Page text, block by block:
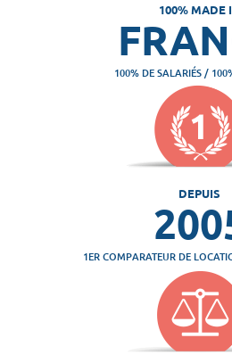
100% MADE
100% DE SALARIÉS /
DEPUIS
1ER COMPARATEUR DE